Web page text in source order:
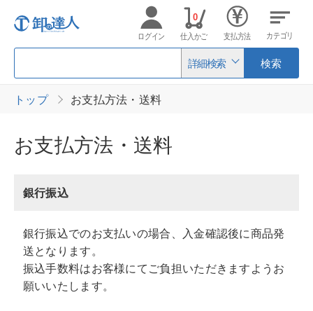
詳細検索 検索
ログイン 仕入かご
0
支払方法 カテゴリ
トップ お支払方法・送料
お支払方法・送料
銀行振込
銀行振込でのお支払いの場合、入金確認後に商品発
送となります。
振込手数料はお客様にてご負担いただきますようお
願いいたします。